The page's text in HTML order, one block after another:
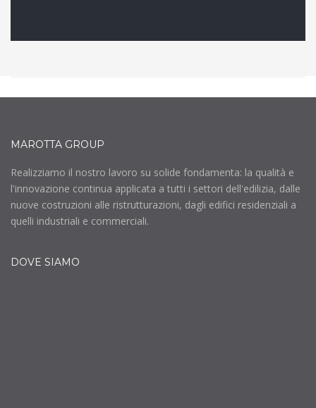
MAROTTA GROUP
Realizziamo il nostro lavoro su solide fondamenta: la qualità e
l'innovazione continua applicata a tutti i settori dell'edilizia, dalle
nuove costruzioni alle ristrutturazioni, dagli edifici residenziali a
quelli industriali e commerciali.
DOVE SIAMO